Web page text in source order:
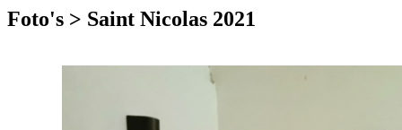
Foto's > Saint Nicolas 2021